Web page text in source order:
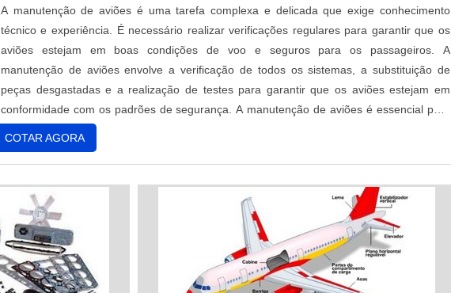
A manutenção de aviões é uma tarefa complexa e delicada que exige conhecimento
técnico e experiência. É necessário realizar verificações regulares para garantir que os
aviões estejam em boas condições de voo e seguros para os passageiros. A
manutenção de aviões envolve a verificação de todos os sistemas, a substituição de
peças desgastadas e a realização de testes para garantir que os aviões estejam em
conformidade com os padrões de segurança. A manutenção de aviões é essencial para
garantir a segurança dos passageiros e a integridade dos aviões.
COTAR AGORA